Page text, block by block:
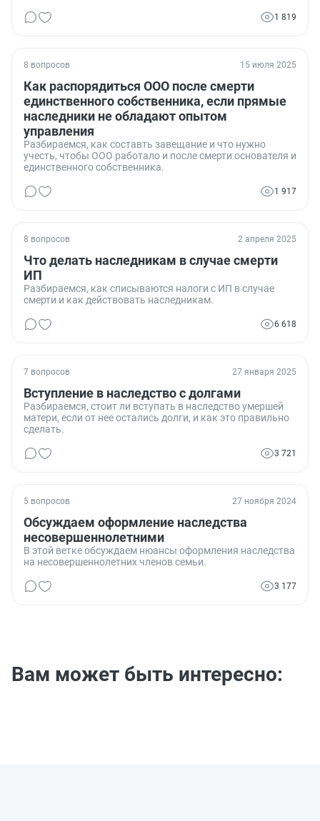
1 819
8 вопросов 15 июля 2025
Как распорядиться ООО после смерти
единственного собственника, если прямые
наследники не обладают опытом
управления
Разбираемся, как составть завещание и что нужно
учесть, чтобы ООО работало и после смерти основателя и
единственного собственника.
1 917
8 вопросов 2 апреля 2025
Что делать наследникам в случае смерти
ИП
Разбираемся, как списываются налоги с ИП в случае
смерти и как действовать наследникам.
6 618
7 вопросов 27 января 2025
Вступление в наследство с долгами
Разбираемся, стоит ли вступать в наследство умершей
матери, если от нее остались долги, и как это правильно
сделать.
3 721
5 вопросов 27 ноября 2024
Обсуждаем оформление наследства
несовершеннолетними
В этой ветке обсуждаем нюансы оформления наследства
на несовершеннолетних членов семьи.
3 177
Вам может быть интересно: